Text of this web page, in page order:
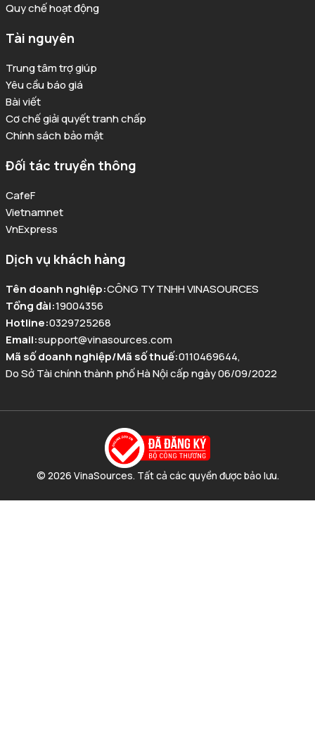
Quy chế hoạt động
Tài nguyên
Trung tâm trợ giúp
Yêu cầu báo giá
Bài viết
Cơ chế giải quyết tranh chấp
Chính sách bảo mật
Đối tác truyền thông
CafeF
Vietnamnet
VnExpress
Dịch vụ khách hàng
Tên doanh nghiệp:CÔNG TY TNHH VINASOURCES
Tổng đài:19004356
Hotline:0329725268
Email:support@vinasources.com
Mã số doanh nghiệp/Mã số thuế:0110469644,
Do Sở Tài chính thành phố Hà Nội cấp ngày 06/09/2022
© 2026 VinaSources. Tất cả các quyền được bảo lưu.